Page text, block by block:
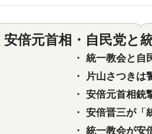
安倍元首相・自民党と
・ 統一教会と自民党の関
・
片山さつきは警察に圧
・ 安倍元首相銃撃を安倍
・ 安倍晋三が「統一教会
・ 統一教会が安